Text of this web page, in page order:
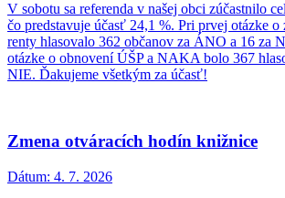
V sobotu sa referenda v našej obci zúčastnilo
čo predstavuje účasť 24,1 %. Pri prvej otázke o
renty hlasovalo 362 občanov za ÁNO a 16 za
otázke o obnovení ÚŠP a NAKA bolo 367
NIE. Ďakujeme všetkým za účasť!
Zmena otváracích hodín knižnice
Dátum: 4. 7. 2026